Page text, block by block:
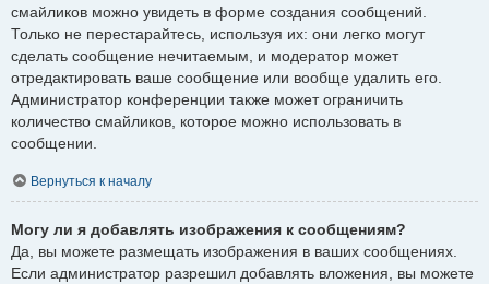
смайликов можно увидеть в форме создания сообщений.
Только не перестарайтесь, используя их: они легко могут
сделать сообщение нечитаемым, и модератор может
отредактировать ваше сообщение или вообще удалить его.
Администратор конференции также может ограничить
количество смайликов, которое можно использовать в
сообщении.
Вернуться к началу
Могу ли я добавлять изображения к сообщениям?
Да, вы можете размещать изображения в ваших сообщениях.
Если администратор разрешил добавлять вложения, вы можете